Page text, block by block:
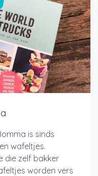
is sinds
wafeltjes.
die zelf bakker
worden vers